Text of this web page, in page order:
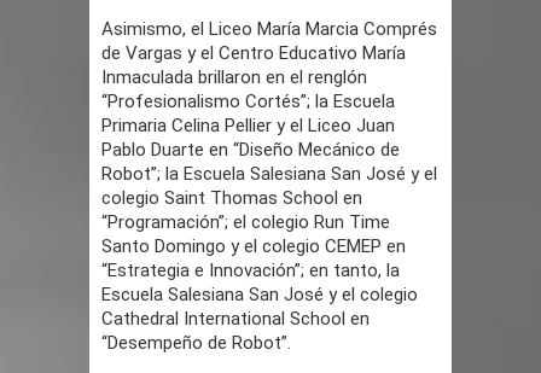
Asimismo, el Liceo María Marcia Comprés
de Vargas y el Centro Educativo María
Inmaculada brillaron en el renglón
“Profesionalismo Cortés”; la Escuela
Primaria Celina Pellier y el Liceo Juan
Pablo Duarte en “Diseño Mecánico de
Robot”; la Escuela Salesiana San José y el
colegio Saint Thomas School en
“Programación”; el colegio Run Time
Santo Domingo y el colegio CEMEP en
“Estrategia e Innovación”; en tanto, la
Escuela Salesiana San José y el colegio
Cathedral International School en
“Desempeño de Robot”.